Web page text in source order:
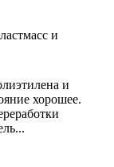
и
хорошее.